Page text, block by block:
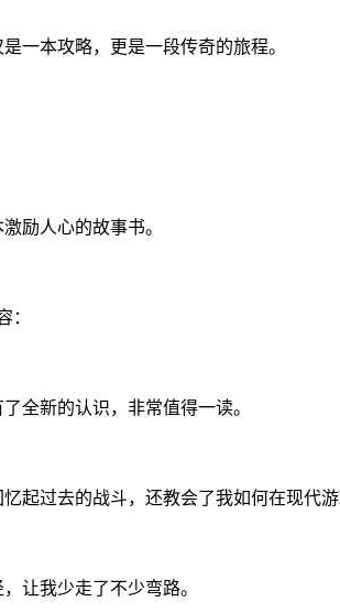
一本攻略，更是一段传奇的旅程。
励人心的故事书。
：
全新的认识，非常值得一读。
起过去的战斗，还教会了我如何在现代游
让我少走了不少弯路。